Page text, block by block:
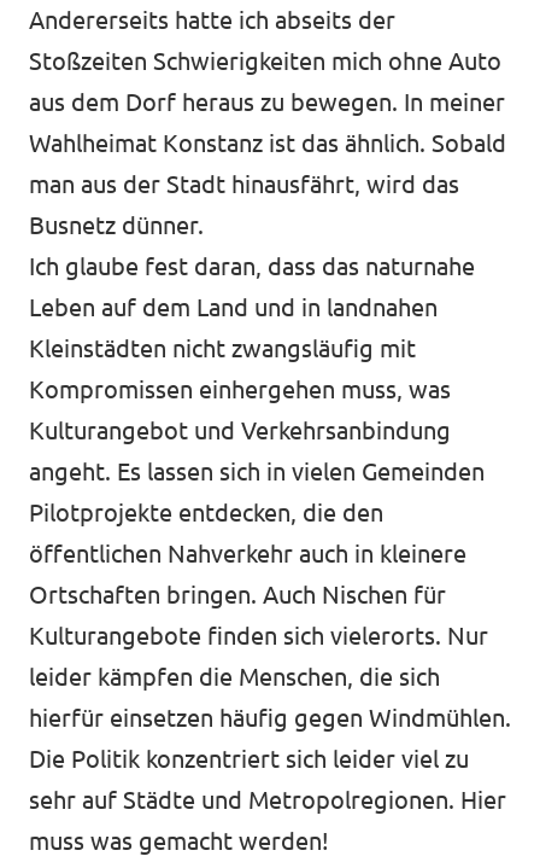
Andererseits hatte ich abseits der
Stoßzeiten Schwierigkeiten mich ohne Auto
aus dem Dorf heraus zu bewegen. In meiner
Wahlheimat Konstanz ist das ähnlich. Sobald
man aus der Stadt hinausfährt, wird das
Busnetz dünner.
Ich glaube fest daran, dass das naturnahe
Leben auf dem Land und in landnahen
Kleinstädten nicht zwangsläufig mit
Kompromissen einhergehen muss, was
Kulturangebot und Verkehrsanbindung
angeht. Es lassen sich in vielen Gemeinden
Pilotprojekte entdecken, die den
öffentlichen Nahverkehr auch in kleinere
Ortschaften bringen. Auch Nischen für
Kulturangebote finden sich vielerorts. Nur
leider kämpfen die Menschen, die sich
hierfür einsetzen häufig gegen Windmühlen.
Die Politik konzentriert sich leider viel zu
sehr auf Städte und Metropolregionen. Hier
muss was gemacht werden!